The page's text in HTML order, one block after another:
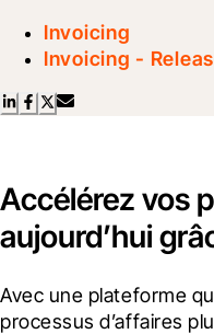
Invoicing
Invoicing -
Accélérez vos
aujourd’hui
Avec une plateforme
processus d’affaires